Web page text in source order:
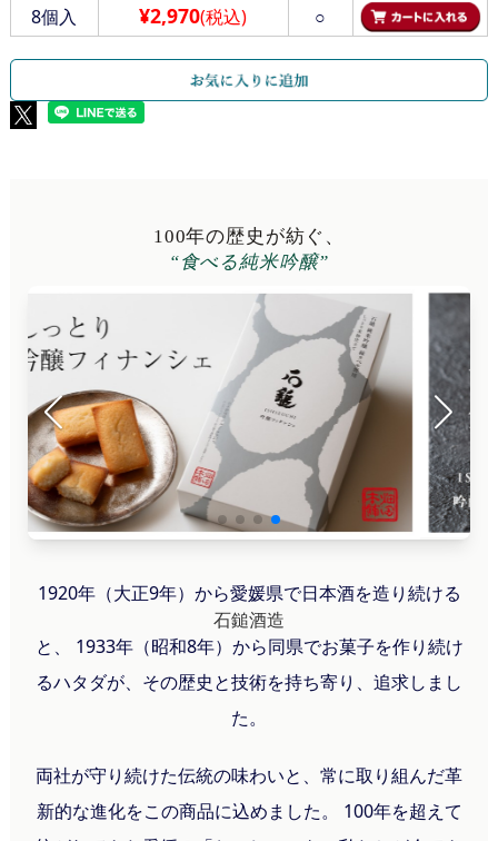
8個入
¥2,970(税込) ○
100年の歴史が紡ぐ、
“食べる純米吟醸”
1920年（大正9年）から愛媛県で日本酒を造り続ける
石鎚酒造
と、 1933年（昭和8年）から同県でお菓子を作り続け
るハタダが、その歴史と技術を持ち寄り、追求しまし
た。
両社が守り続けた伝統の味わいと、常に取り組んだ革
新的な進化をこの商品に込めました。 100年を超えて